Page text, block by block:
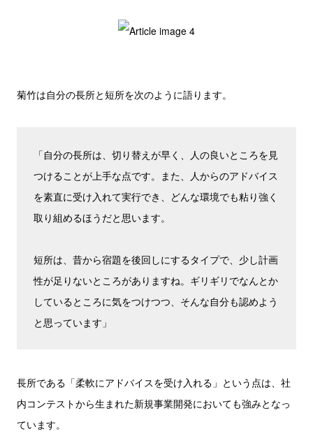
菊竹は自分の長所と短所を次のように語ります。
「自分の長所は、切り替えが早く、人の良いところを見
つけることが上手な点です。また、人からのアドバイス
を素直に受け入れて実行でき、どんな環境でも粘り強く
取り組めるほうだと思います。
短所は、昔から宿題を後回しにするタイプで、少し計画
性が足りないところがありますね。ギリギリでなんとか
しているところに気をつけつつ、そんな自分も認めよう
と思っています」
長所である「柔軟にアドバイスを受け入れる」という点は、社
内コンテストから生まれた新規事業開発においても強みとなっ
ています。